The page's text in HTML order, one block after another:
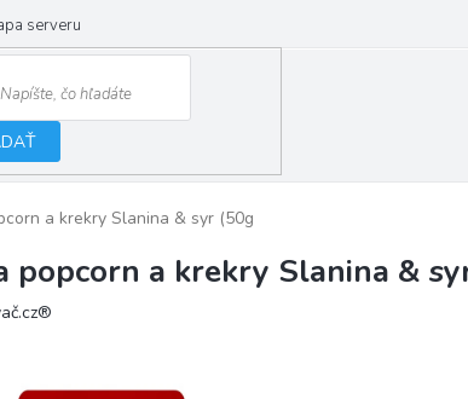
serveru
a krekry Slanina & syr (50g
popcorn a krekry Slanina &